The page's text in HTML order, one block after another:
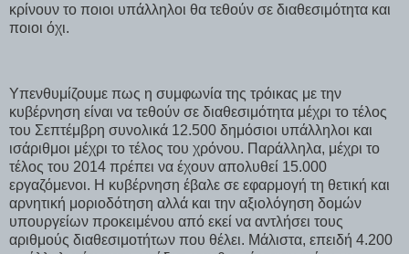
κρίνουν το ποιοι υπάλληλοι θα τεθούν σε διαθεσιμότητα και
ποιοι όχι.
Υπενθυμίζουμε πως η συμφωνία της τρόικας με την
κυβέρνηση είναι να τεθούν σε διαθεσιμότητα μέχρι το τέλος
του Σεπτέμβρη συνολικά 12.500 δημόσιοι υπάλληλοι και
ισάριθμοι μέχρι το τέλος του χρόνου. Παράλληλα, μέχρι το
τέλος του 2014 πρέπει να έχουν απολυθεί 15.000
εργαζόμενοι. Η κυβέρνηση έβαλε σε εφαρμογή τη θετική και
αρνητική μοριοδότηση αλλά και την αξιολόγηση δομών
υπουργείων προκειμένου από εκεί να αντλήσει τους
αριθμούς διαθεσιμοτήτων που θέλει. Μάλιστα, επειδή 4.200